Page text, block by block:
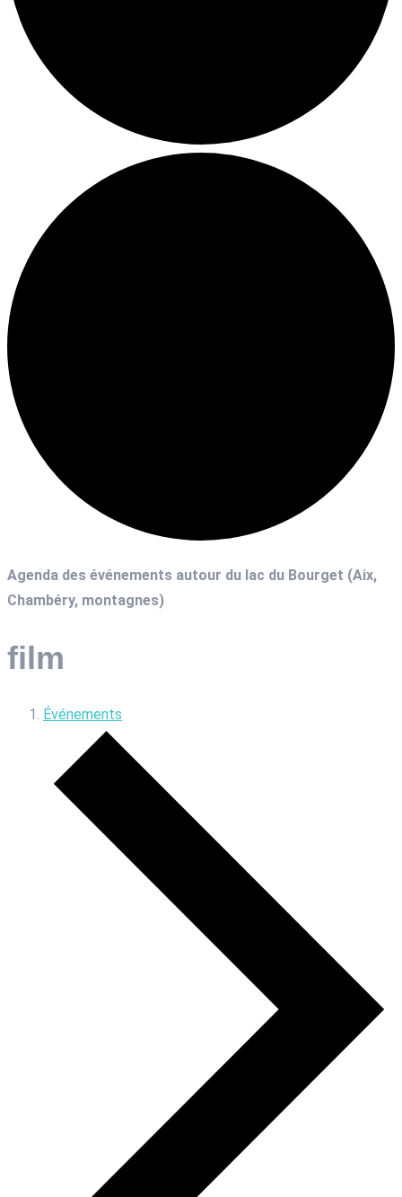
Agenda des événements autour du lac du Bourget (Aix,
Chambéry, montagnes)
film
Événements